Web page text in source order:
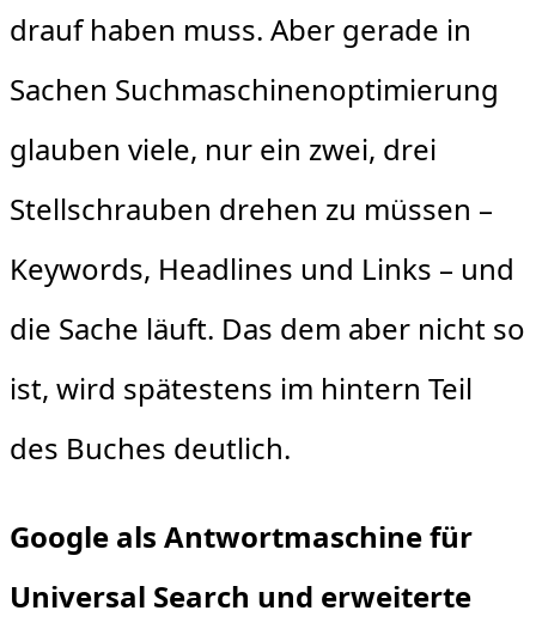
drauf haben muss. Aber gerade in
Sachen Suchmaschinenoptimierung
glauben viele, nur ein zwei, drei
Stellschrauben drehen zu müssen –
Keywords, Headlines und Links – und
die Sache läuft. Das dem aber nicht so
ist, wird spätestens im hintern Teil
des Buches deutlich.
Google als Antwortmaschine für
Universal Search und erweiterte